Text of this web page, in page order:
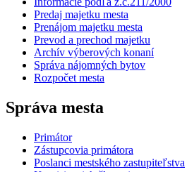
Predaj majetku mesta
Prenájom majetku mesta
Prevod a prechod majetku
Archív výberových konaní
Správa nájomných bytov
Rozpočet mesta
Správa mesta
Primátor
Zástupcovia primátora
Poslanci mestského zastupiteľstva